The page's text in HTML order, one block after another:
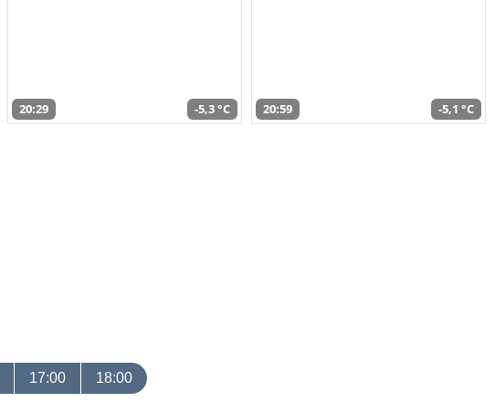
20:29 -5,3 °C 20:59 -5,1 °C
17:00 18:00